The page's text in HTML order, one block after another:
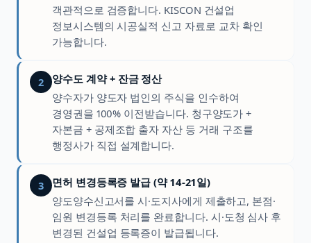
객관적으로 검증합니다. KISCON 건설업
정보시스템의 시공실적 신고 자료로 교차 확인
가능합니다.
2
양수도 계약 + 잔금 정산
양수자가 양도자 법인의 주식을 인수하여
경영권을 100% 이전받습니다. 청구양도가 +
자본금 + 공제조합 출자 자산 등 거래 구조를
행정사가 직접 설계합니다.
3
면허 변경등록증 발급 (약 14-21일)
양도양수신고서를 시·도지사에게 제출하고, 본점·
임원 변경등록 처리를 완료합니다. 시·도청 심사 후
변경된 건설업 등록증이 발급됩니다.